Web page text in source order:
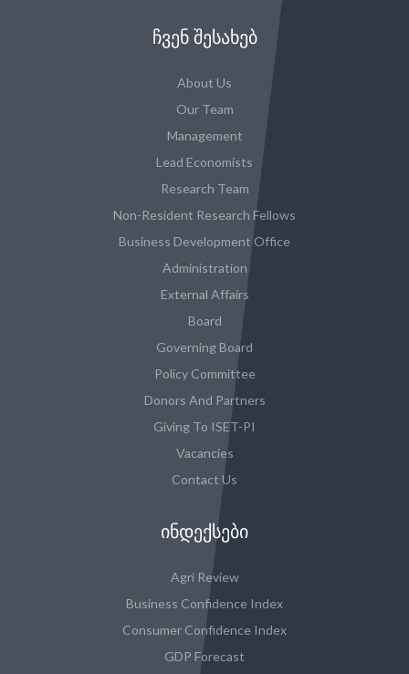
ᲩᲕᲔᲜ ᲨᲔᲡᲐᲮᲔᲑ
About Us
Our Team
Management
Lead Economists
Research Team
Non-Resident Research Fellows
Business Development Office
Administration
External Affairs
Board
Governing Board
Policy Committee
Donors And Partners
Giving To ISET-PI
Vacancies
Contact Us
ᲘᲜᲓᲔᲥᲡᲔᲑᲘ
Agri Review
Business Confidence Index
Consumer Confidence Index
GDP Forecast